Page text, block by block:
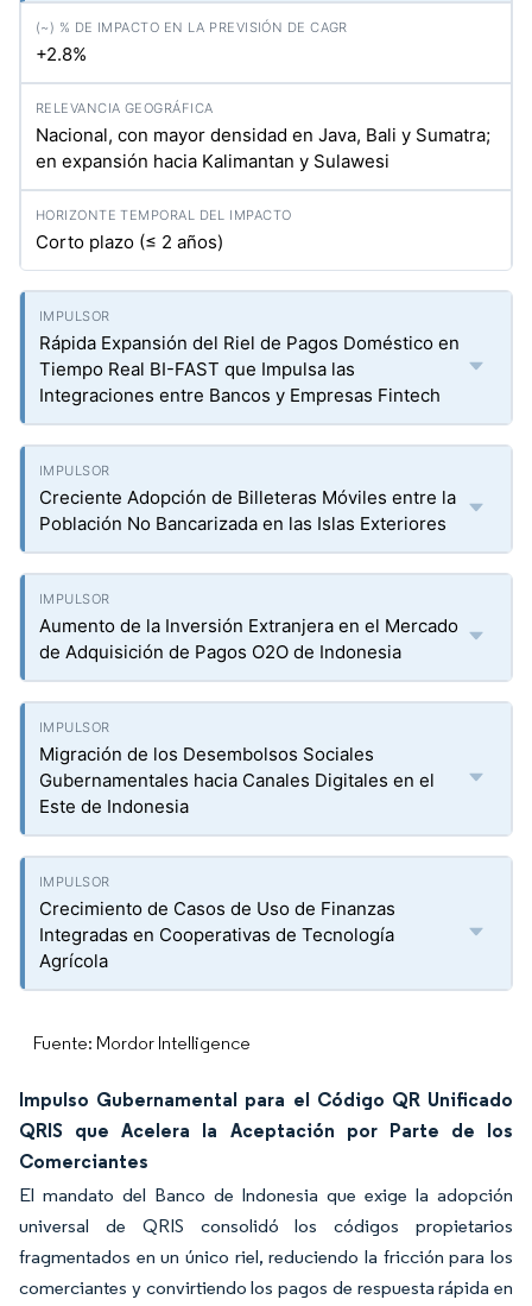
+2.8%
Nacional, con mayor densidad en Java, Bali y Sumatra;
en expansión hacia Kalimantan y Sulawesi
Corto plazo (≤ 2 años)
Rápida Expansión del Riel de Pagos Doméstico en
Tiempo Real BI-FAST que Impulsa las
Integraciones entre Bancos y Empresas Fintech
Creciente Adopción de Billeteras Móviles entre la
Población No Bancarizada en las Islas Exteriores
Aumento de la Inversión Extranjera en el Mercado
de Adquisición de Pagos O2O de Indonesia
Migración de los Desembolsos Sociales
Gubernamentales hacia Canales Digitales en el
Este de Indonesia
Crecimiento de Casos de Uso de Finanzas
Integradas en Cooperativas de Tecnología
Agrícola
Fuente: Mordor Intelligence
Impulso Gubernamental para el Código QR Unificado
QRIS que Acelera la Aceptación por Parte de los
Comerciantes
El mandato del Banco de Indonesia que exige la adopción
universal de QRIS consolidó los códigos propietarios
fragmentados en un único riel, reduciendo la fricción para los
comerciantes y convirtiendo los pagos de respuesta rápida en